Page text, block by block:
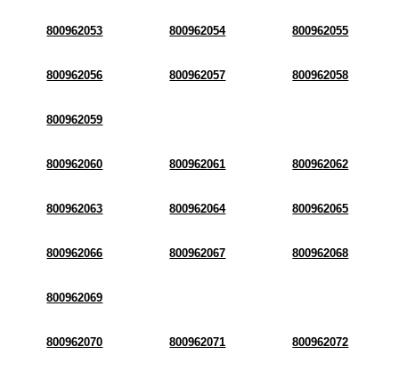
800962053 800962054 800962055
800962056 800962057 800962058
800962059
800962060 800962061 800962062
800962063 800962064 800962065
800962066 800962067 800962068
800962069
800962070 800962071 800962072